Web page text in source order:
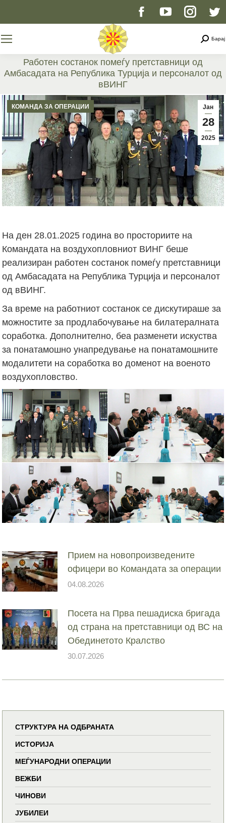
Facebook
opens
new
window
YouTube
opens
window
page
opens
new
window
Барај
Работен состанок помеѓу претставници од
Амбасадата на Република Турција и персоналот од
вВИНГ
You are here:
Јан
28
2025
КОМАНДА ЗА ОПЕРАЦИИ
На ден 28.01.2025 година во просториите на
Командата на воздухопловниот ВИНГ беше
реализиран работен состанок помеѓу претставници
од Амбасадата на Република Турција и персоналот
од вВИНГ.
За време на работниот состанок се дискутираше за
можностите за продлабочување на билатералната
соработка. Дополнително, беа разменети искуства
за понатамошно унапредување на понатамошните
модалитети на соработка во доменот на военото
воздухопловство.
Прием на новопроизведените
офицери во Командата за операции
04.08.2026
Посета на Прва пешадиска бригада
од страна на претставници од ВС на
Обединетото Кралство
30.07.2026
СТРУКТУРА НА ОДБРАНАТА
ИСТОРИЈА
МЕЃУНАРОДНИ ОПЕРАЦИИ
ВЕЖБИ
ЧИНОВИ
ЈУБИЛЕИ